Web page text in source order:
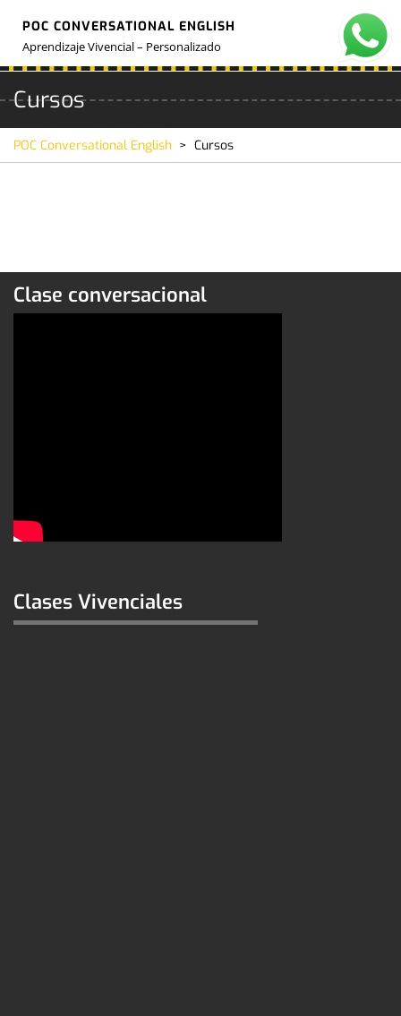
content
POC CONVERSATIONAL ENGLISH
Aprendizaje Vivencial – Personalizado
Cursos
POC Conversational English > Cursos
Clase conversacional
Clases Vivenciales